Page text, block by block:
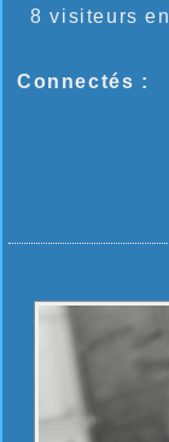
8 visiteurs
Connectés :